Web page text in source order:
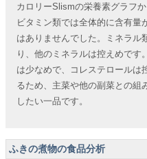
カロリーSlismの栄養素グラフ
ビタミン類では全体的に含有量
はありませんでした。ミネラル
り、他のミネラルは控えめです
は少なめで、コレステロールは
るため、主菜や他の副菜との組
したい一品です。
ふきの煮物の食品分析